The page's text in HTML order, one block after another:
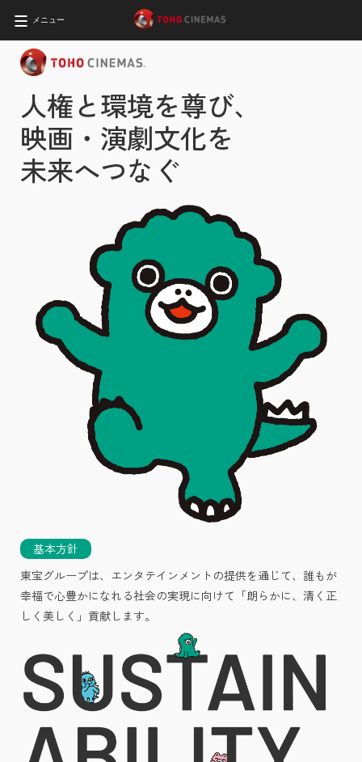
メニュー
人権と環境を尊び、
映画・演劇文化を
未来へつなぐ
基本方針
東宝グループは、エンタテインメントの提供を通じて、誰もが
幸福で心豊かになれる社会の実現に向けて「朗らかに、清く正
しく美しく」貢献します。